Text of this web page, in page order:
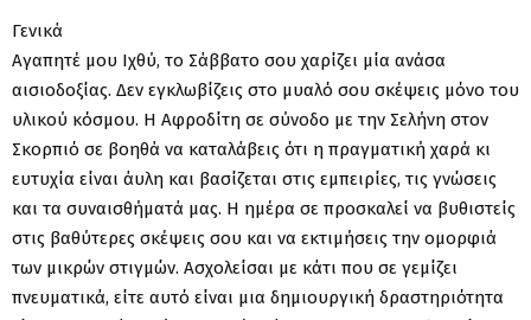
Γενικά
Αγαπητέ μου Ιχθύ, το Σάββατο σου χαρίζει μία ανάσα
αισιοδοξίας. Δεν εγκλωβίζεις στο μυαλό σου σκέψεις μόνο του
υλικού κόσμου. Η Αφροδίτη σε σύνοδο με την Σελήνη στον
Σκορπιό σε βοηθά να καταλάβεις ότι η πραγματική χαρά κι
ευτυχία είναι άυλη και βασίζεται στις εμπειρίες, τις γνώσεις
και τα συναισθήματά μας. Η ημέρα σε προσκαλεί να βυθιστείς
στις βαθύτερες σκέψεις σου και να εκτιμήσεις την ομορφιά
των μικρών στιγμών. Ασχολείσαι με κάτι που σε γεμίζει
πνευματικά, είτε αυτό είναι μια δημιουργική δραστηριότητα